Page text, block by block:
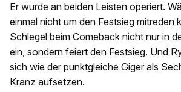
Er wurde an beiden Leisten operiert.
einmal nicht um den Festsieg mitreden
Schlegel beim Comeback nicht nur in
ein, sondern feiert den Festsieg. Und
sich wie der punktgleiche Giger als
Kranz aufsetzen.